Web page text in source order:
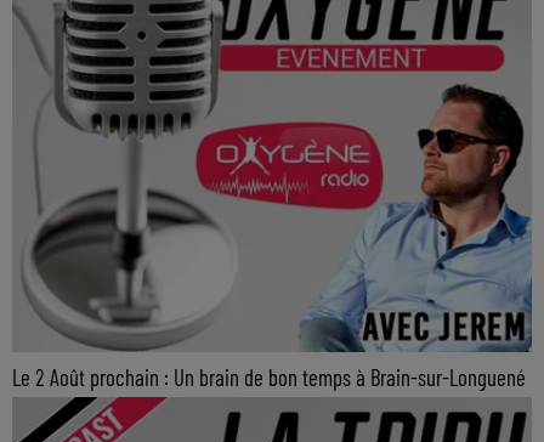
Le 2 Août prochain : Un brain de bon temps à Brain-sur-Longuené